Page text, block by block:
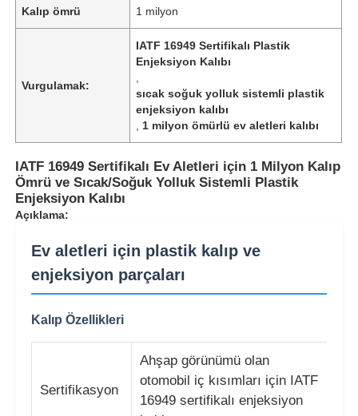
Kalıp ömrü 1 milyon
Vurgulamak:
IATF 16949 Sertifikalı Plastik
Enjeksiyon Kalıbı
sıcak soğuk yolluk sistemli plastik
enjeksiyon kalıbı
1 milyon ömürlü ev aletleri kalıbı
IATF 16949 Sertifikalı Ev Aletleri için 1 Milyon Kalıp
Ömrü ve Sıcak/Soğuk Yolluk Sistemli Plastik
Enjeksiyon Kalıbı
Açıklama:
Ev aletleri için plastik kalıp ve
enjeksiyon parçaları
Kalıp Özellikleri
Sertifikasyon
Ahşap görünümü olan
otomobil iç kısımları için IATF
16949 sertifikalı enjeksiyon